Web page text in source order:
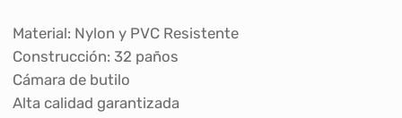
Material: Nylon y PVC Resistente
Construcción: 32 paños
Cámara de butilo
Alta calidad garantizada